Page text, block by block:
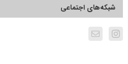
شبکه‌های اجتماعی